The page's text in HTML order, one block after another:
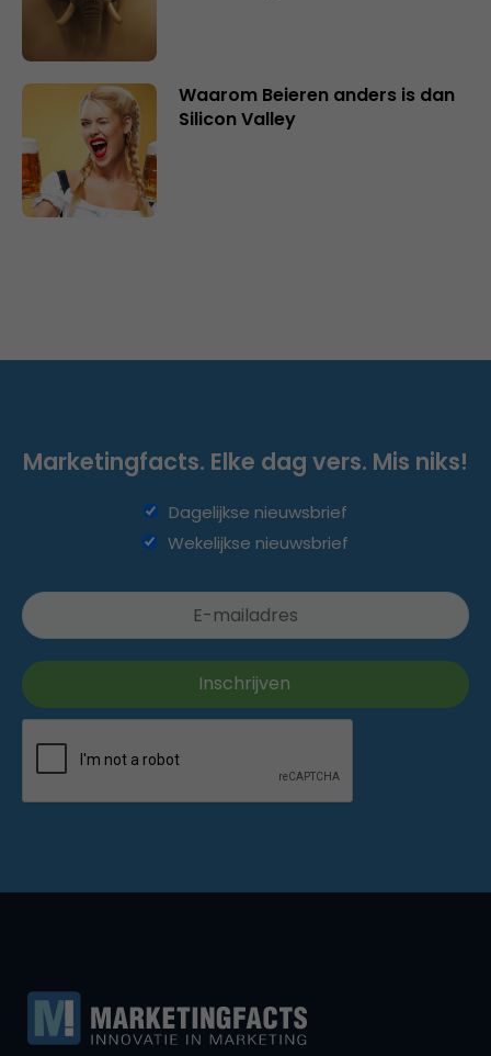
Waarom Beieren anders is dan
Silicon Valley
Marketingfacts. Elke dag vers. Mis niks!
Dagelijkse nieuwsbrief
Wekelijkse nieuwsbrief